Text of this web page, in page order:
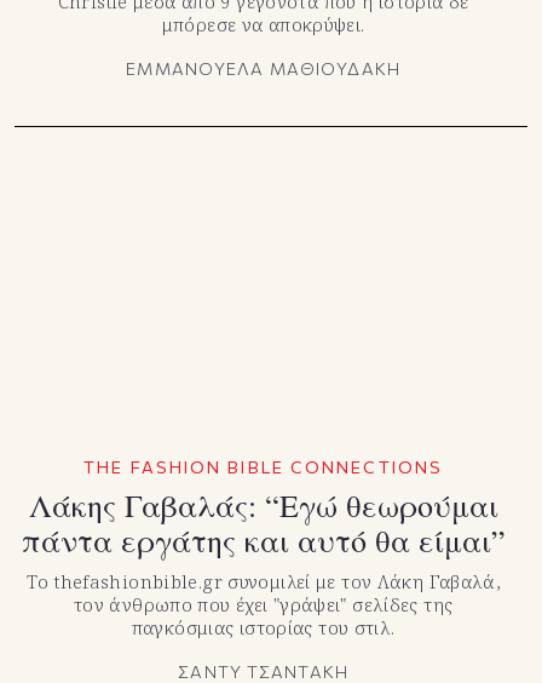
μπόρεσε να αποκρύψει.
ΕΜΜΑΝΟΥΕΛΑ ΜΑΘΙΟΥΔΑΚΗ
THE FASHION BIBLE CONNECTIONS
Λάκης Γαβαλάς: “Eγώ θεωρούμαι
πάντα εργάτης και αυτό θα είμαι”
Το thefashionbible.gr συνομιλεί με τον Λάκη Γαβαλά,
τον άνθρωπο που έχει "γράψει" σελίδες της
παγκόσμιας ιστορίας του στιλ.
ΣΑΝΤΥ ΤΣΑΝΤΑΚΗ